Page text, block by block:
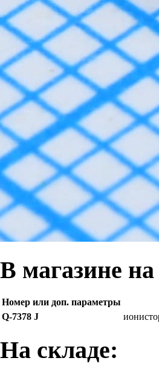
В магазине
Номер или доп. параметры
Q-7378 J
На складе: